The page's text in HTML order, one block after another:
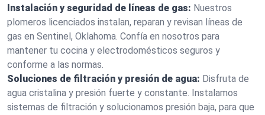
Instalación y seguridad de líneas de gas: Nuestros
plomeros licenciados instalan, reparan y revisan líneas de
gas en Sentinel, Oklahoma. Confía en nosotros para
mantener tu cocina y electrodomésticos seguros y
conforme a las normas.
Soluciones de filtración y presión de agua: Disfruta de
agua cristalina y presión fuerte y constante. Instalamos
sistemas de filtración y solucionamos presión baja, para que